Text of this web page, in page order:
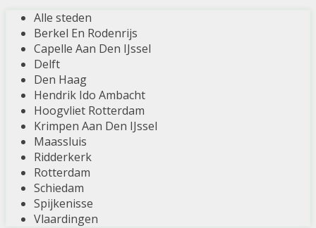
Alle steden
Berkel En Rodenrijs
Capelle Aan Den IJssel
Delft
Den Haag
Hendrik Ido Ambacht
Hoogvliet Rotterdam
Krimpen Aan Den IJssel
Maassluis
Ridderkerk
Rotterdam
Schiedam
Spijkenisse
Vlaardingen